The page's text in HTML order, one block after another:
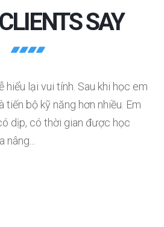
SAY
hiểu lại vui tính. Sau khi học em
tiến bộ kỹ năng hơn nhiều. Em
dịp, có thời gian được học
nâng...